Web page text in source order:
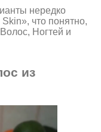
нередко
что понятно,
Ногтей и
из